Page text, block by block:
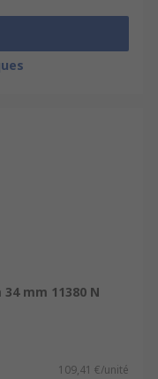
et
34 mm 11380 N
109,41 €/unité